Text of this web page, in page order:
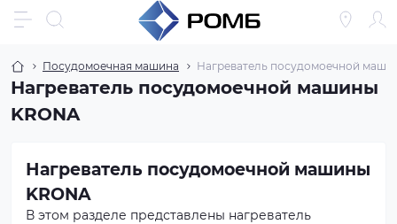
Посудомоечная машина Нагреватель посудомоечной
Нагреватель посудомоечной машины
KRONA
Нагреватель посудомоечной машины
KRONA
В этом разделе представлены нагреватель